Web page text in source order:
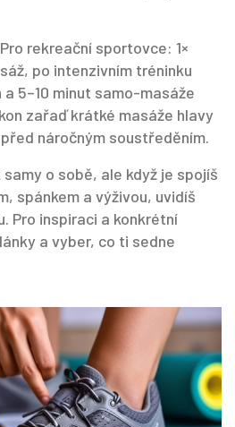
rekreační sportovce: 1×
po intenzivním tréninku
5–10 minut samo-masáže
zařaď krátké masáže hlavy
náročným soustředěním.
o sobě, ale když je spojíš
spánkem a výživou, uvidíš
Pro inspiraci a konkrétní
a vyber, co ti sedne